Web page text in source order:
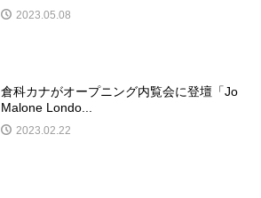
2023.05.08
倉科カナがオープニング内覧会に登壇「Jo
Malone Londo...
2023.02.22